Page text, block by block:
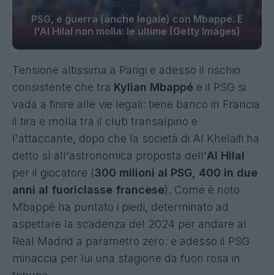
PSG, è guerra (anche legale) con Mbappé. E
l'Al Hilal non molla: le ultime (Getty Images)
Tensione altissima a Parigi e adesso il rischio
consistente che tra Kylian Mbappé e il PSG si
vada a finire alle vie legali: tiene banco in Francia
il tira e molla tra il club transalpino e
l'attaccante, dopo che la società di Al Khelaifi ha
detto sì all'astronomica proposta dell'Al Hilal
per il giocatore (300 milioni al PSG, 400 in due
anni al fuoriclasse francese). Come è noto
Mbappé ha puntato i piedi, determinato ad
aspettare la scadenza del 2024 per andare al
Real Madrid a parametro zero: e adesso il PSG
minaccia per lui una stagione da fuori rosa in